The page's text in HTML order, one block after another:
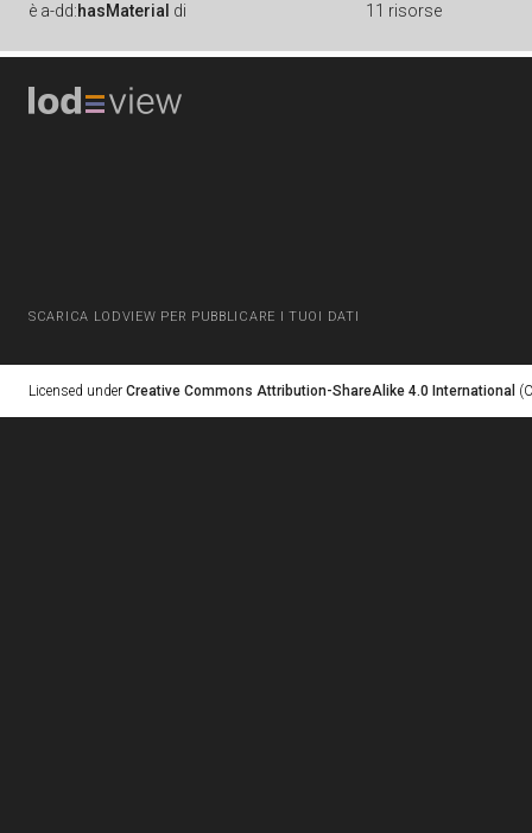
è a-dd:hasMaterial di 11 risorse
SCARICA LODVIEW PER PUBBLICARE I TUOI DATI
Licensed under Creative Commons Attribution-ShareAlike 4.0 International